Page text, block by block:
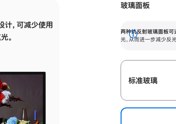
计，可减少使用
。
有高亮光源的场所使用，也能保持
玻璃面板
两种抗反射玻璃面板可
光，从而进一步减少反
展
标准玻璃